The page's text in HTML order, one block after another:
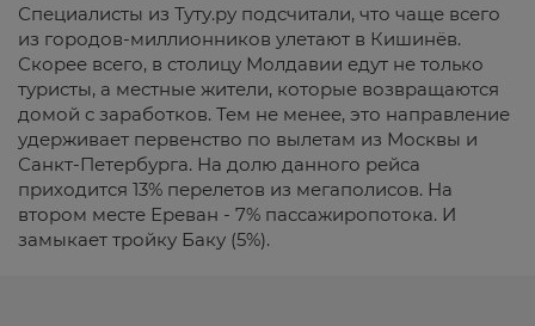
Специалисты из Туту.ру подсчитали, что чаще всего
из городов-миллионников улетают в Кишинёв.
Скорее всего, в столицу Молдавии едут не только
туристы, а местные жители, которые возвращаются
домой с заработков. Тем не менее, это направление
удерживает первенство по вылетам из Москвы и
Санкт-Петербурга. На долю данного рейса
приходится 13% перелетов из мегаполисов. На
втором месте Ереван - 7% пассажиропотока. И
замыкает тройку Баку (5%).